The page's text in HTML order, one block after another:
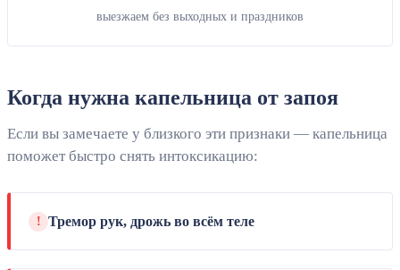
выезжаем без выходных и праздников
Когда нужна капельница от запоя
Если вы замечаете у близкого эти признаки — капельница
поможет быстро снять интоксикацию:
! Тремор рук, дрожь во всём теле